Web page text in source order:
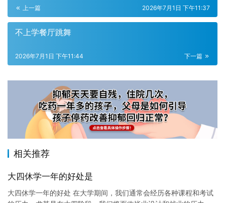
上一篇 2026年7月1日 下午11:37
不上学餐厅跳舞
下一篇
2026年7月1日 下午11:44
相关推荐
大四休学一年的好处是
大四休学一年的好处 在大学期间，我们通常会经历各种课程和考试